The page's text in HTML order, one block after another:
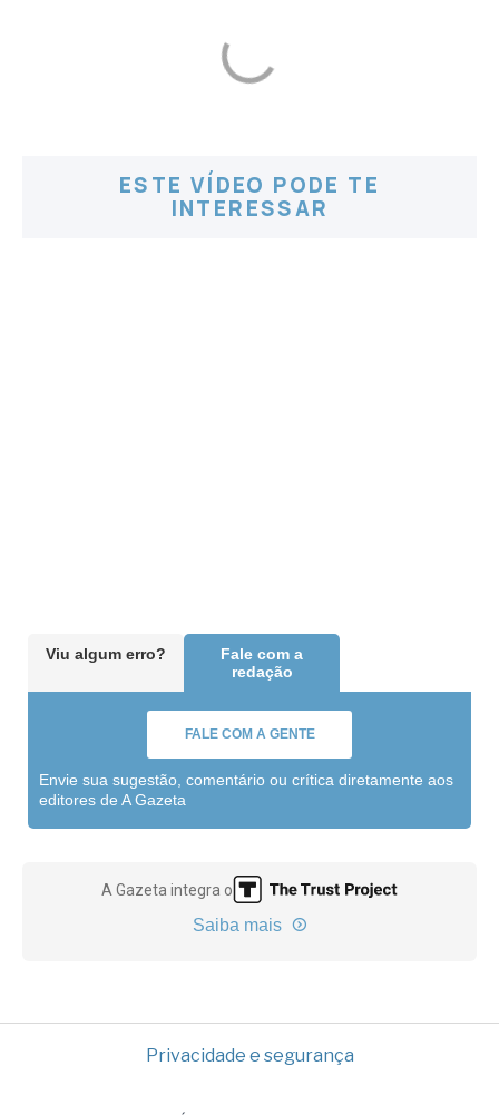
ESTE VÍDEO PODE TE
INTERESSAR
Viu algum erro?
Fale com a
redação
FALE COM A GENTE
Envie sua sugestão, comentário ou crítica diretamente aos
editores de A Gazeta
A Gazeta integra o
Saiba mais
Privacidade e segurança